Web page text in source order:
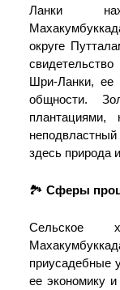
Ланки
округе
Шри-Ланки, ее
общности.
здесь природа
🏞️ Сферы
Сельское
приусадебные
ее экономику